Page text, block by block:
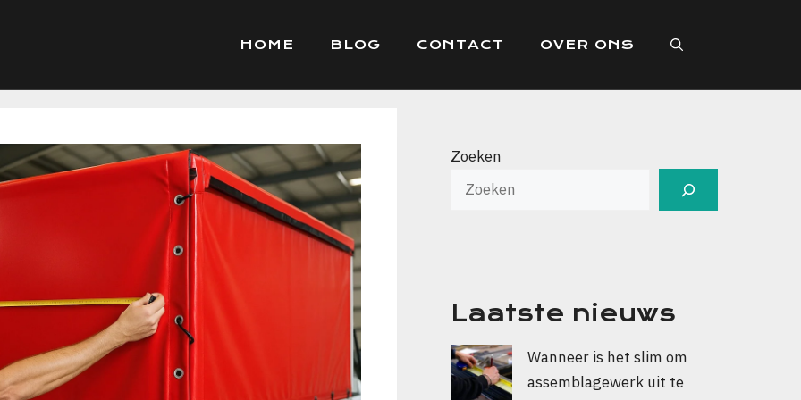
HOME BLOG CONTACT OVER ONS
Zoeken
Laatste nieuws
Wanneer is het slim om
assemblagewerk uit te